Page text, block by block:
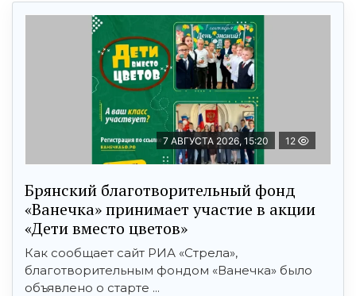
7 АВГУСТА 2026, 15:20 12
Брянский благотворительный фонд
«Ванечка» принимает участие в акции
«Дети вместо цветов»
Как сообщает сайт РИА «Стрела»,
благотворительным фондом «Ванечка» было
объявлено о старте ...